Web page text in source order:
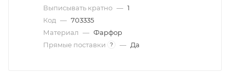
Выписывать кратно — 1
Код — 703335
Материал — Фарфор
Прямые поставки
? — Да